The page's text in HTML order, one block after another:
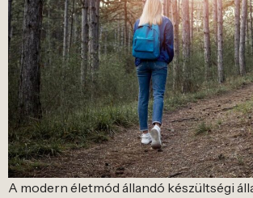
A modern életmód állandó készültségi